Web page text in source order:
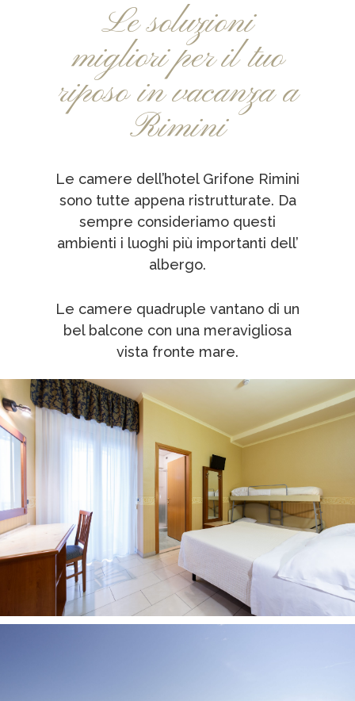
Le soluzioni
migliori per il tuo
riposo in vacanza a
Rimini
Le camere dell’hotel Grifone Rimini
sono tutte appena ristrutturate. Da
sempre consideriamo questi
ambienti i luoghi più importanti dell’
albergo.
Le camere quadruple vantano di un
bel balcone con una meravigliosa
vista fronte mare.